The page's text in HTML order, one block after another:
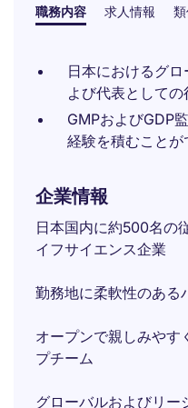
職務内容 求人情報
日本におけるグ
よび代表として
GMPおよびGDP
経験を積むことが
企業情報
日本国内に約500名の
イフサイエンス企業
勤務地に柔軟性のある
オープンで親しみやす
プチーム
グローバルおよびリー